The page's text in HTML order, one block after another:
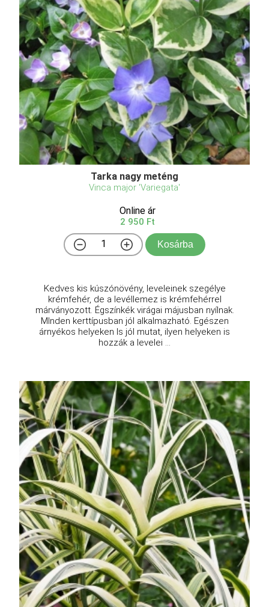
Tarka nagy meténg
Vinca major 'Variegata'
Online ár
2 950 Ft
Kosárba
Kedves kis kúszónövény, leveleinek szegélye
krémfehér, de a levéllemez is krémfehérrel
márványozott. Égszínkék virágai májusban nyílnak.
MInden kerttípusban jól alkalmazható. Egészen
árnyékos helyeken ls jól mutat, ilyen helyeken is
hozzák a levelei ...